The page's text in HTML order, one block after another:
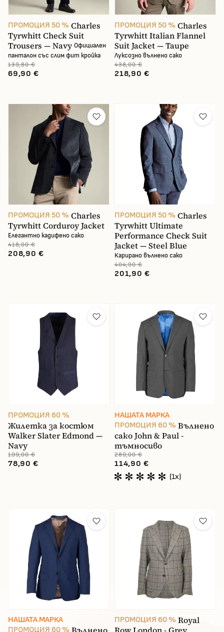
ПРОМОЦИЯ 50 % Charles
Tyrwhitt Check Suit
Trousers — Navy Официален
панталон със слим фит кройка
139,80 €
69,90 €
ПРОМОЦИЯ 50 % Charles
Tyrwhitt Italian Flannel
Suit Jacket — Taupe
Луксозно вълнено сако
438,00 €
218,90 €
ПРОМОЦИЯ 50 % Charles
Tyrwhitt Corduroy Jacket
Елегантно кадифено сако
418,00 €
208,90 €
ПРОМОЦИЯ 50 % Charles
Tyrwhitt Ultimate
Performance Check Suit
Jacket — Steel Blue
Карирано вълнено сако
404,90 €
201,90 €
ПРОМОЦИЯ 60 %
Жилетка за костюм
Walker Slater Edmond —
Navy
199,00 €
78,90 €
НАШАТА МАРКА
ПРОМОЦИЯ 60 % Вълнено
сако John & Paul -
тъмносиво
289,00 €
114,90 €
(1x)
НАШАТА МАРКА
ПРОМОЦИЯ 60 %
ПРОМОЦИЯ 60 % Royal